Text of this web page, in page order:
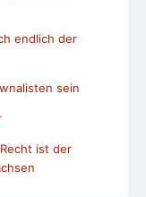
endlich der
sein
ist der